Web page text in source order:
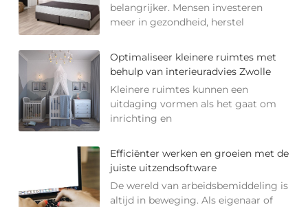
belangrijker. Mensen investeren
meer in gezondheid, herstel
Optimaliseer kleinere ruimtes met
behulp van interieuradvies Zwolle
Kleinere ruimtes kunnen een
uitdaging vormen als het gaat om
inrichting en
Efficiënter werken en groeien met de
juiste uitzendsoftware
De wereld van arbeidsbemiddeling is
altijd in beweging. Als eigenaar of